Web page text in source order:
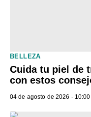
BELLEZA
Cuida tu piel de
con estos
04 de agosto de 2026 - 10:00